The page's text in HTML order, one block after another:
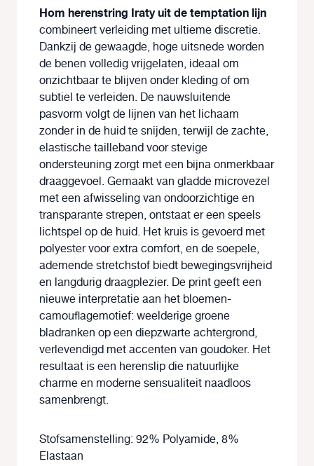
Hom herenstring Iraty uit de temptation lijn
combineert verleiding met ultieme discretie.
Dankzij de gewaagde, hoge uitsnede worden
de benen volledig vrijgelaten, ideaal om
onzichtbaar te blijven onder kleding of om
subtiel te verleiden. De nauwsluitende
pasvorm volgt de lijnen van het lichaam
zonder in de huid te snijden, terwijl de zachte,
elastische tailleband voor stevige
ondersteuning zorgt met een bijna onmerkbaar
draaggevoel. Gemaakt van gladde microvezel
met een afwisseling van ondoorzichtige en
transparante strepen, ontstaat er een speels
lichtspel op de huid. Het kruis is gevoerd met
polyester voor extra comfort, en de soepele,
ademende stretchstof biedt bewegingsvrijheid
en langdurig draagplezier. De print geeft een
nieuwe interpretatie aan het bloemen-
camouflagemotief: weelderige groene
bladranken op een diepzwarte achtergrond,
verlevendigd met accenten van goudoker. Het
resultaat is een herenslip die natuurlijke
charme en moderne sensualiteit naadloos
samenbrengt.
Stofsamenstelling: 92% Polyamide, 8%
Elastaan